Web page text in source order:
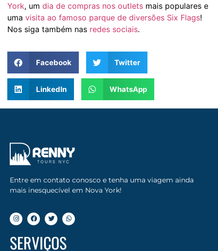
York, um dia de compras nos outlets mais populares e
uma visita ao famoso parque de diversões Six Flags!
Nos siga também nas redes sociais.
Facebook Twitter
LinkedIn WhatsApp
Entre em contato conosco e tenha uma viagem ainda
mais inesquecível em Nova York!
SERVIÇOS